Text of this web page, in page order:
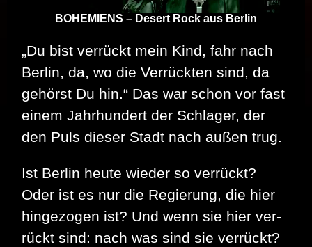
BOHEMIENS – Desert Rock aus Berlin
„Du bist ver­rückt mein Kind, fahr nach
Berlin, da, wo die Ver­rück­ten sind, da
ge­hörst Du hin.“ Das war schon vor fast
einem Jahrhundert der Schlager, der
den Puls dieser Stadt nach außen trug.
Ist Berlin heute wieder so verrückt?
Oder ist es nur die Re­gie­rung, die hier
hingezogen ist? Und wenn sie hier ver­
rückt sind: nach was sind sie verrückt?